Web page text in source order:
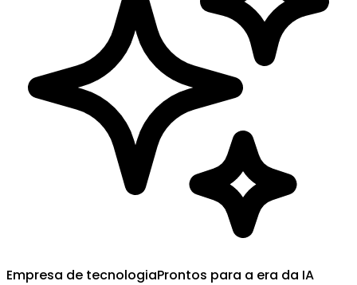
Empresa de tecnologiaProntos para a era da IA